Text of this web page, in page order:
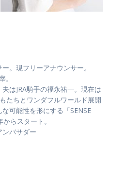
。現フリーアナウンサー。
。
はJRA騎手の福永祐一。現在は
たちとワンダフルワールド展開
可能性を形にする「SENSE
らスタート。
バサダー